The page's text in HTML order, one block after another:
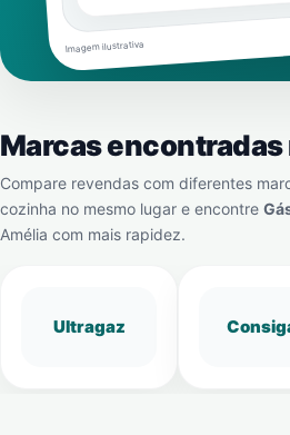
Imagem ilustrativa
Marcas encontradas
Compare revendas com diferentes
cozinha no mesmo lugar e encontre
Amélia com mais rapidez.
Ultragaz